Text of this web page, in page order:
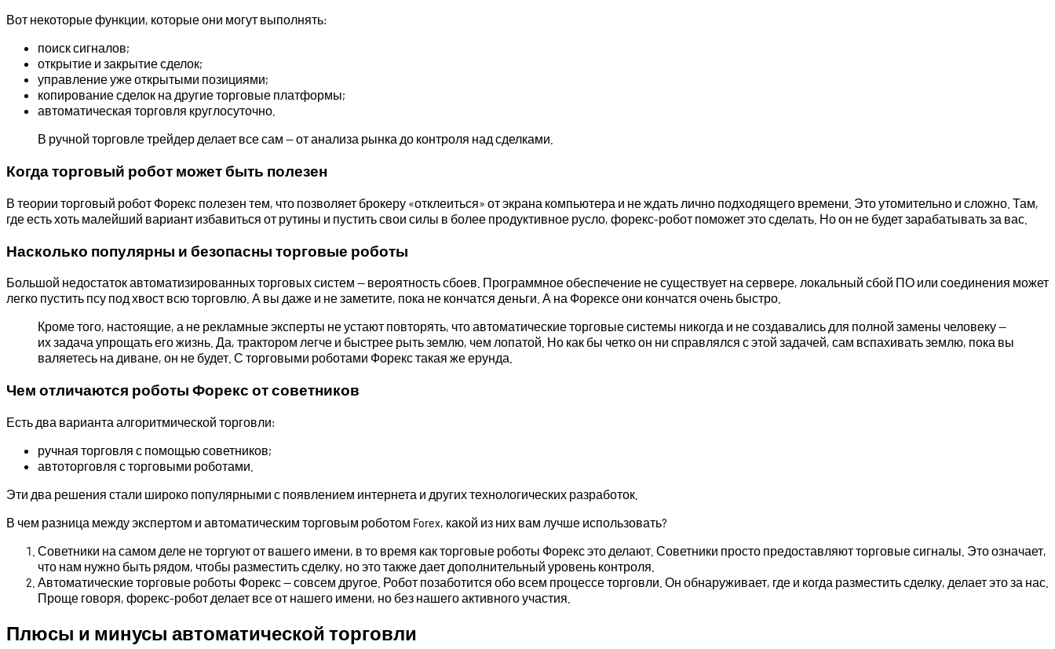
Вот некоторые функции, которые они могут выполнять:
поиск сигналов;
открытие и закрытие сделок;
управление уже открытыми позициями;
копирование сделок на другие торговые платформы;
автоматическая торговля круглосуточно.
В ручной торговле трейдер делает все сам — от анализа рынка до контроля над сделками.
Когда торговый робот может быть полезен
В теории торговый робот Форекс полезен тем, что позволяет брокеру «отклеиться» от экрана компьютера и не ждать лично подходящего времени. Это утомительно и сложно. Там,
где есть хоть малейший вариант избавиться от рутины и пустить свои силы в более продуктивное русло, форекс-робот поможет это сделать. Но он не будет зарабатывать за вас.
Насколько популярны и безопасны торговые роботы
Большой недостаток автоматизированных торговых систем — вероятность сбоев. Программное обеспечение не существует на сервере, локальный сбой ПО или соединения может
легко пустить псу под хвост всю торговлю. А вы даже и не заметите, пока не кончатся деньги. А на Форексе они кончатся очень быстро.
Кроме того, настоящие, а не рекламные эксперты не устают повторять, что автоматические торговые системы никогда и не создавались для полной замены человеку —
их задача упрощать его жизнь. Да, трактором легче и быстрее рыть землю, чем лопатой. Но как бы четко он ни справлялся с этой задачей, сам вспахивать землю, пока вы
валяетесь на диване, он не будет. С торговыми роботами Форекс такая же ерунда.
Чем отличаются роботы Форекс от советников
Есть два варианта алгоритмической торговли:
ручная торговля с помощью советников;
автоторговля с торговыми роботами.
Эти два решения стали широко популярными с появлением интернета и других технологических разработок.
В чем разница между экспертом и автоматическим торговым роботом Forex, какой из них вам лучше использовать?
Советники на самом деле не торгуют от вашего имени, в то время как торговые роботы Форекс это делают. Советники просто предоставляют торговые сигналы. Это означает,
что нам нужно быть рядом, чтобы разместить сделку, но это также дает дополнительный уровень контроля.
Автоматические торговые роботы Форекс — совсем другое. Робот позаботится обо всем процессе торговли. Он обнаруживает, где и когда разместить сделку, делает это за нас.
Проще говоря, форекс-робот делает все от нашего имени, но без нашего активного участия.
Плюсы и минусы автоматической торговли